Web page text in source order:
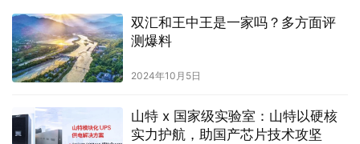
双汇和王中王是一家吗？多方面评
测爆料
2024年10月5日
山特 x 国家级实验室：山特以硬核
实力护航，助国产芯片技术攻坚